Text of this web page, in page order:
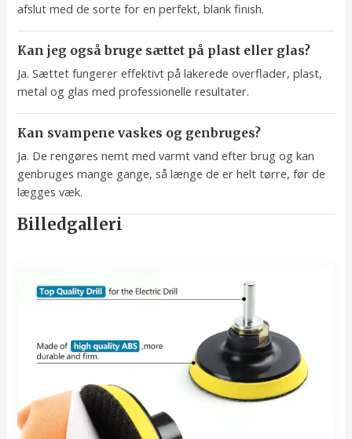
afslut med de sorte for en perfekt, blank finish.
Kan jeg også bruge sættet på plast eller glas?
Ja. Sættet fungerer effektivt på lakerede overflader, plast,
metal og glas med professionelle resultater.
Kan svampene vaskes og genbruges?
Ja. De rengøres nemt med varmt vand efter brug og kan
genbruges mange gange, så længe de er helt tørre, før de
lægges væk.
Billedgalleri